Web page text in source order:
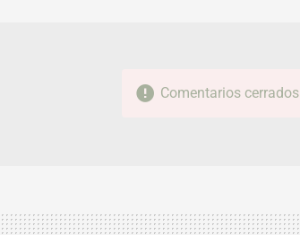
Comentarios cerrados